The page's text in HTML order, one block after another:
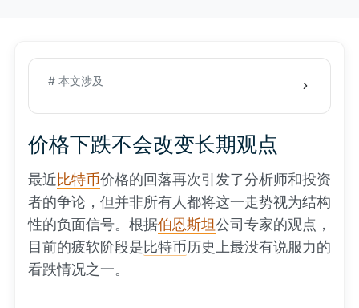
# 本文涉及
价格下跌不会改变长期观点
最近比特币价格的回落再次引发了分析师和投资
者的争论，但并非所有人都将这一走势视为结构
性的负面信号。根据伯恩斯坦公司专家的观点，
目前的疲软阶段是比特币历史上最没有说服力的
看跌情况之一。